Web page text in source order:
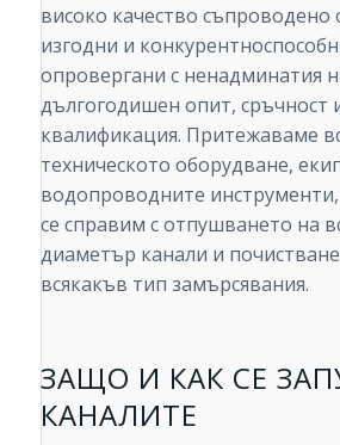
високо качество съпроводено
изгодни и
опровергани с ненадминатия
дългогодишен опит, сръчност
квалификация. Притежаваме
техническото оборудване,
водопроводните
се справим с отпушването на
диаметър канали и
всякакъв тип замърсявания.
ЗАЩО И КАК СЕ
КАНАЛИТЕ